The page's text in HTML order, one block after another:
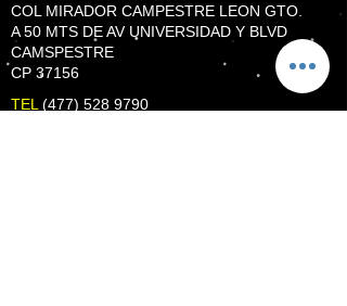
COL MIRADOR CAMPESTRE LEON GTO.
A 50 MTS DE AV UNIVERSIDAD Y BLVD
CAMSPESTRE
CP 37156
TEL (477) 528 9790